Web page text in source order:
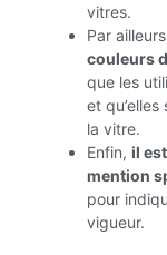
vitres.
Par ailleurs
couleurs
que les
et
la vitre.
Enfin, il
mention
pour
vigueur.